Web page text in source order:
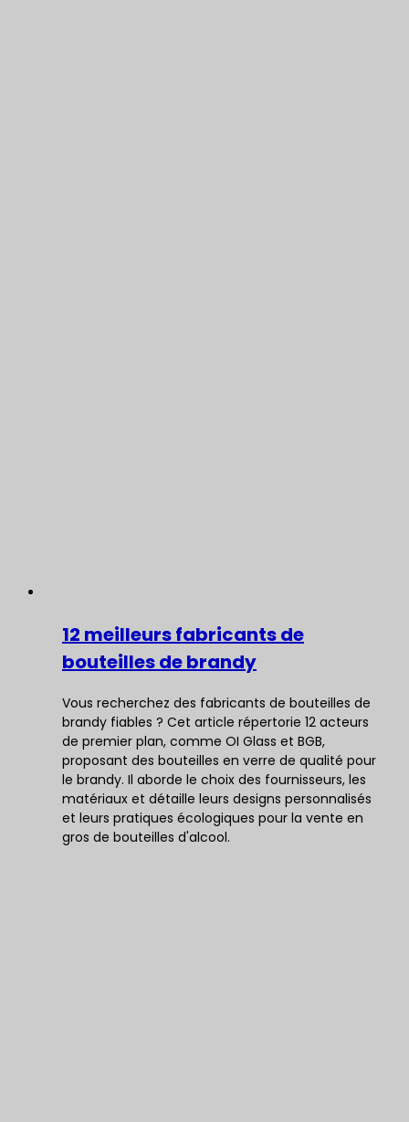
12 meilleurs fabricants de
bouteilles de brandy
Vous recherchez des fabricants de bouteilles de
brandy fiables ? Cet article répertorie 12 acteurs
de premier plan, comme OI Glass et BGB,
proposant des bouteilles en verre de qualité pour
le brandy. Il aborde le choix des fournisseurs, les
matériaux et détaille leurs designs personnalisés
et leurs pratiques écologiques pour la vente en
gros de bouteilles d'alcool.